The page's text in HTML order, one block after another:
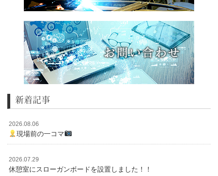
新着記事
2026.08.06
現場前の一コマ
2026.07.29
休憩室にスローガンボードを設置しました！！